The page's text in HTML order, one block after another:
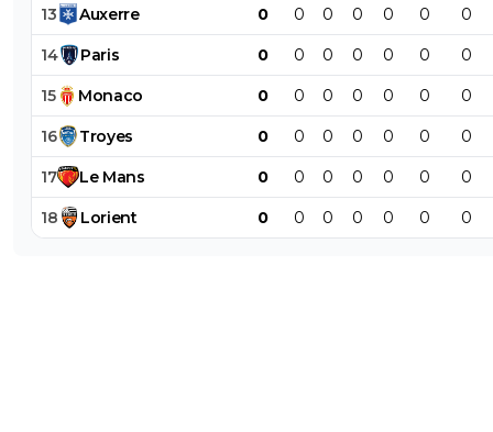
13 Auxerre 0 0 0 0 0 0 0
14 Paris 0 0 0 0 0 0 0
15 Monaco 0 0 0 0 0 0 0
16 Troyes 0 0 0 0 0 0 0
17 Le Mans 0 0 0 0 0 0 0
18 Lorient 0 0 0 0 0 0 0